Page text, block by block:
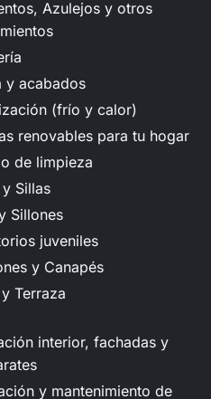
Azulejos y otros
y acabados
(frío y calor)
renovables para tu hogar
de limpieza
Sillas
Sillones
juveniles
y Canapés
Terraza
interior, fachadas y
y mantenimiento de